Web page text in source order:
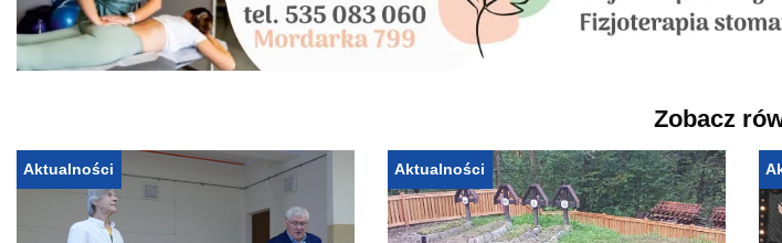
Zobacz
Aktualności Aktualności